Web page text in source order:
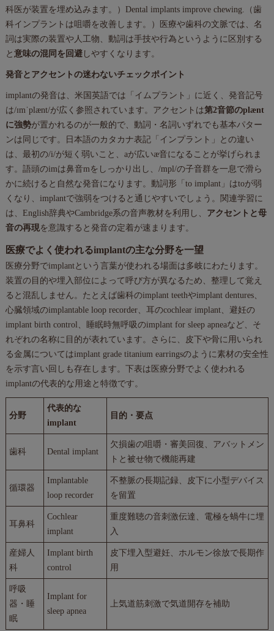
科医が装置を埋め込みます。）Dental implants improve chewing.（歯
科インプラントは咀嚼を改善します。）医療や歯科の文脈では、名
詞は実際の装置や人工物、動詞は手技や行為というように区別する
と 意味の混同を回避しやすくなります。
発音とアクセントの迷わないチェックポイント
implantの発音は、米国英語では「イムプラント」に近く、発音記号
は/ɪmˈplænt/が広く参照されています。アクセントは第2音節のplænt
に強勢が置かれるのが一般的で、動詞・名詞いずれでも基本パター
ンは同じです。日本語のカタカナ表記「インプラント」との違い
は、最初の/i/が短く弱いこと、aが広いæ音になることが挙げられま
す。語頭のimは鼻音mをしっかり出し、/mpl/の子音群を一息で滑ら
かに続けると自然な発音になります。動詞形「to implant」はtoが弱
くなり、implantで強弱をつけると通じやすいでしょう。関連学習に
は、English辞典やCambridge系の音声教材を利用し、 アクセントと母
音の再現を意識すると発音の定着が速まります。
医療でよく使われるimplantの主な分野を一望
医療分野でimplantという言葉が使われる場面は多岐にわたります。
装置の目的や埋入部位によって呼び方が異なるため、整理して覚え
ると混乱しません。たとえば歯科のimplant teethやimplant dentures、
心臓領域のimplantable loop recorder、耳のcochlear implant、避妊の
implant birth control、睡眠時無呼吸のimplant for sleep apneaなど、そ
れぞれの名称に目的が表れています。さらに、皮下や骨に用いられ
る金属についてはimplant grade titanium earringsのように素材の安全性
を示す言い回しも存在します。下表は医療分野でよく使われる
implantの代表的な用途と特徴です。
分野
代表的な
implant
目的・要点
歯科 Dental implant
欠損歯の咀嚼・審美回復、アバットメン
トと被せ物で機能再建
循環器
Implantable
loop recorder
不整脈の長期記録、皮下に小型デバイス
を留置
耳鼻科
Cochlear
implant
重度難聴の音刺激伝達、電極を蝸牛に埋
入
産婦人
科
Implant birth
control
皮下埋入型避妊、ホルモン徐放で長期作
用
呼吸
器・睡
眠
Implant for
sleep apnea
上気道筋刺激で気道開存を補助